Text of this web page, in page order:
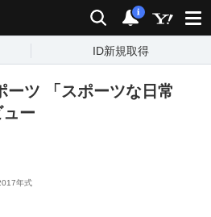
検索 通知
i
ID新規取得
ーツ 「スポーツな日常
ー
年式